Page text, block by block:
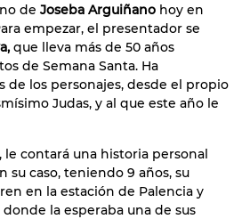
de Joseba Arguiñano hoy en
empezar, el presentador se
que lleva más de 50 años
de Semana Santa. Ha
de los personajes, desde el propio
Judas, y al que este año le
le contará una historia personal
su caso, teniendo 9 años, su
en la estación de Palencia y
la esperaba una de sus